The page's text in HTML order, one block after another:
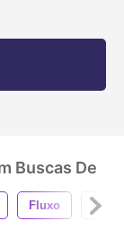
Buscas De
Fluxo